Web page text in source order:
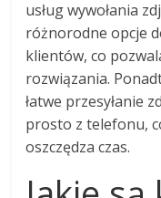
usług wywołania
różnorodne opcje
klientów, co
rozwiązania.
łatwe przesyłanie
prosto z telefonu,
oszczędza czas.